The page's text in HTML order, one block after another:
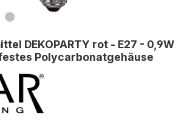
DEKOPARTY rot - E27 - 0,9W
Polycarbonatgehäuse